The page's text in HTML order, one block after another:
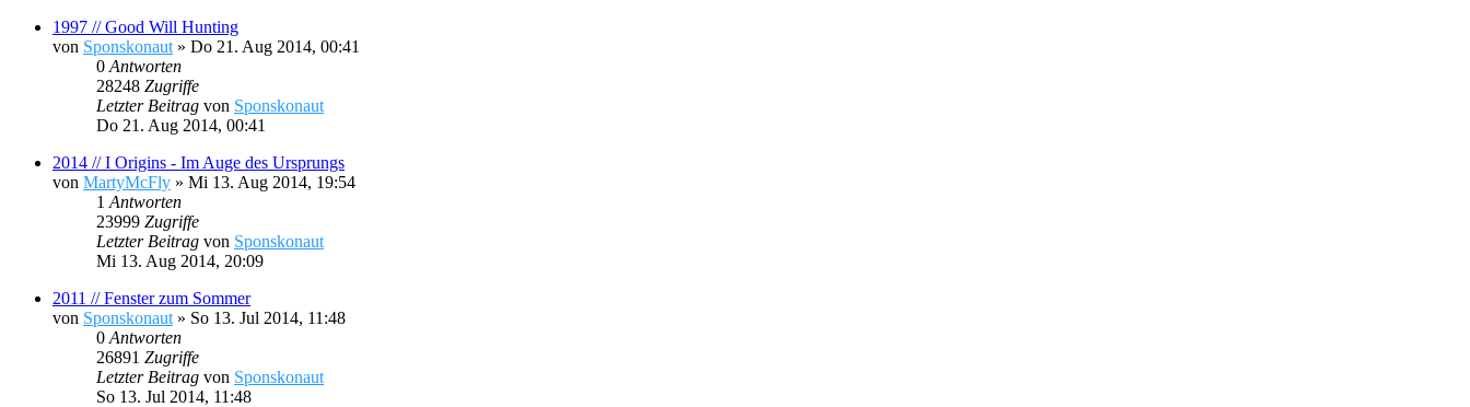
1997 // Good Will Hunting
von Sponskonaut » Do 21. Aug 2014, 00:41
0 Antworten
28248 Zugriffe
Letzter Beitrag von Sponskonaut
Do 21. Aug 2014, 00:41
2014 // I Origins - Im Auge des Ursprungs
von MartyMcFly » Mi 13. Aug 2014, 19:54
1 Antworten
23999 Zugriffe
Letzter Beitrag von Sponskonaut
Mi 13. Aug 2014, 20:09
2011 // Fenster zum Sommer
von Sponskonaut » So 13. Jul 2014, 11:48
0 Antworten
26891 Zugriffe
Letzter Beitrag von Sponskonaut
So 13. Jul 2014, 11:48